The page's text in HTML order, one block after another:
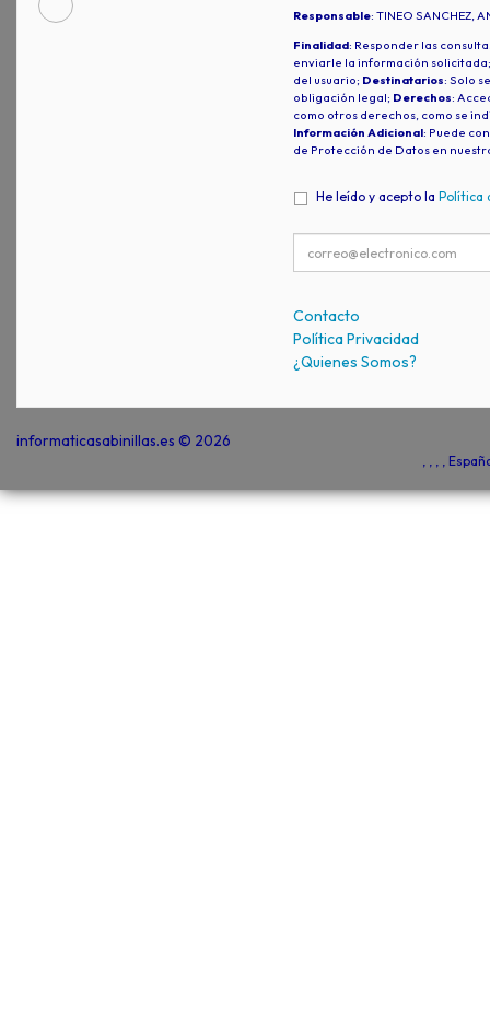
Responsable: TINEO SANCHEZ,
Finalidad: Responder las
enviarle la información
del usuario; Destinatarios: Solo
obligación legal; Derechos:
como otros derechos, como se
Información Adicional: Puede
de Protección de Datos en
He leído y acepto la Política
Contacto
Política Privacidad
¿Quienes Somos?
informaticasabinillas.es © 2026
, , , ,